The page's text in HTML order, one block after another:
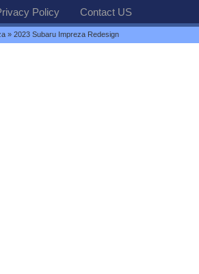
Policy Contact US
» 2023 Subaru Impreza Redesign